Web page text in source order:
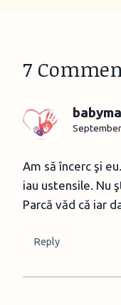
7
Am să încerc şi
iau ustensile. Nu
Parcă văd că iar
Reply